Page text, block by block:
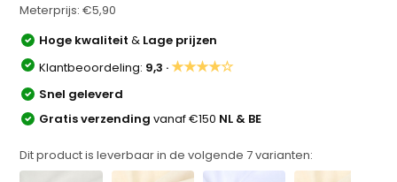
Meterprijs:€5,90
Hoge kwaliteit& Lage prijzen
Klantbeoordeling: 9,3 ·★★★★☆
Snel geleverd
Gratis verzendingvanaf €150 NL & BE
Dit product is leverbaar in de volgende7varianten: